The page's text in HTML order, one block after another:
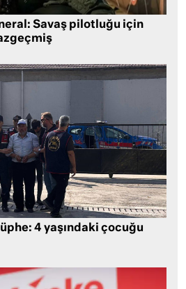
Savaş pilotluğu için
4 yaşındaki çocuğu